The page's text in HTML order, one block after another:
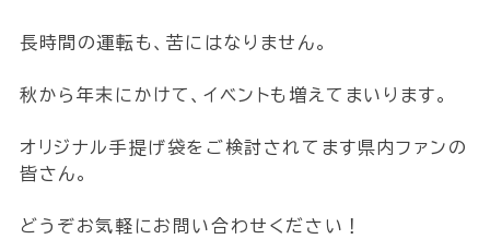
長時間の運転も、苦にはなりません。
秋から年末にかけて、イベントも増えてまいります。
オリジナル手提げ袋をご検討されてます県内ファンの
皆さん。
どうぞお気軽にお問い合わせください！